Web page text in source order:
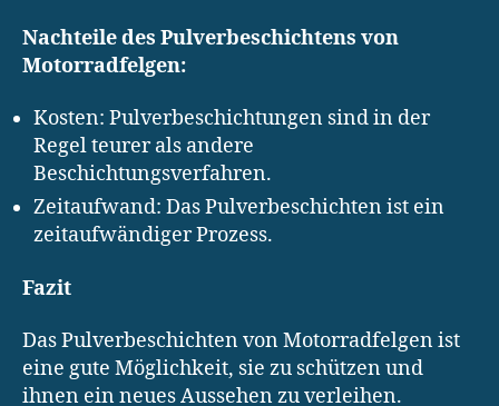
Nachteile des Pulverbeschichtens von
Motorradfelgen:
Kosten: Pulverbeschichtungen sind in der
Regel teurer als andere
Beschichtungsverfahren.
Zeitaufwand: Das Pulverbeschichten ist ein
zeitaufwändiger Prozess.
Fazit
Das Pulverbeschichten von Motorradfelgen ist
eine gute Möglichkeit, sie zu schützen und
ihnen ein neues Aussehen zu verleihen.